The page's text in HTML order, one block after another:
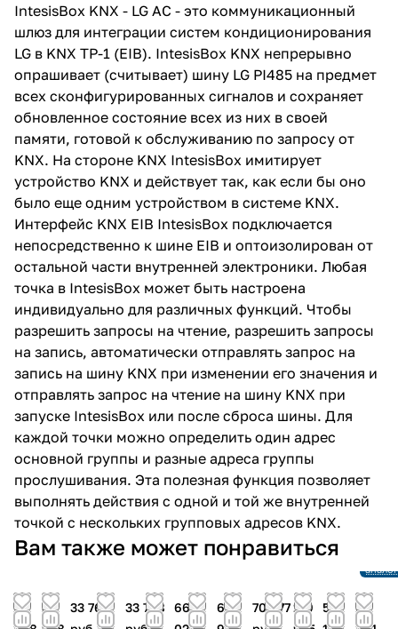
IntesisBox KNX - LG AC - это коммуникационный
шлюз для интеграции систем кондиционирования
LG в KNX TP-1 (EIB). IntesisBox KNX непрерывно
опрашивает (считывает) шину LG PI485 на предмет
всех сконфигурированных сигналов и сохраняет
обновленное состояние всех из них в своей
памяти, готовой к обслуживанию по запросу от
KNX. На стороне KNX IntesisBox имитирует
устройство KNX и действует так, как если бы оно
было еще одним устройством в системе KNX.
Интерфейс KNX EIB IntesisBox подключается
непосредственно к шине EIB и оптоизолирован от
остальной части внутренней электроники. Любая
точка в IntesisBox может быть настроена
индивидуально для различных функций. Чтобы
разрешить запросы на чтение, разрешить запросы
на запись, автоматически отправлять запрос на
запись на шину KNX при изменении его значения и
отправлять запрос на чтение на шину KNX при
запуске IntesisBox или после сброса шины. Для
каждой точки можно определить один адрес
основной группы и разные адреса группы
прослушивания. Эта полезная функция позволяет
выполнять действия с одной и той же внутренней
точкой с нескольких групповых адресов KNX.
Вам также может понравиться
39
39
33 768
33 768
666
60
70 977 179
51
50